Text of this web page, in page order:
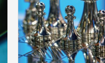
Slouží pro získávání
pomáhají vylepšovat naše
stran, které k těmto účelům
MARKETINGOVÉ